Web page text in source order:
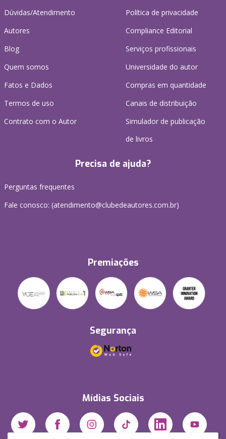
Dúvidas/Atendimento
Autores
Blog
Quem somos
Fatos e Dados
Termos de uso
Contrato com o Autor
Política de privacidade
Compliance Editorial
Serviços profissionais
Universidade do autor
Compras em quantidade
Canais de distribuição
Simulador de publicação
de livros
Precisa de ajuda?
Perguntas frequentes
Fale conosco: (atendimento@clubedeautores.com.br)
Premiações
Segurança
Mídias Sociais